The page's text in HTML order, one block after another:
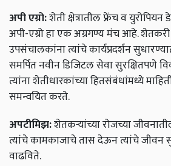
अपी एग्रो:शेती क्षेत्रातील फ्रेंच व
अपी-एग्रो हा एक अग्रगण्य मंच आहे.
उपसंचालकांना त्यांचे कार्यप्रदर्शन
समर्पित नवीन डिजिटल सेवा सुरक्षितपणे
त्यांना शेतीधारकांच्या हितसंबंधांमध्ये
समन्वयित करते.
अपटीमिझ:शेतकऱ्यांच्या रोजच्या
त्यांचे कामकाजाचे तास देऊन त्यांचे
वाढविते.